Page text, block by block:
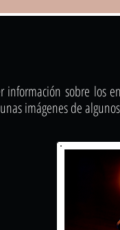
información sobre los
imágenes de